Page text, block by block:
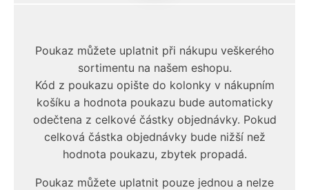
Poukaz můžete uplatnit při nákupu veškerého
sortimentu na našem eshopu.
Kód z poukazu opište do kolonky v nákupním
košíku a hodnota poukazu bude automaticky
odečtena z celkové částky objednávky. Pokud
celková částka objednávky bude nižší než
hodnota poukazu, zbytek propadá.
Poukaz můžete uplatnit pouze jednou a nelze